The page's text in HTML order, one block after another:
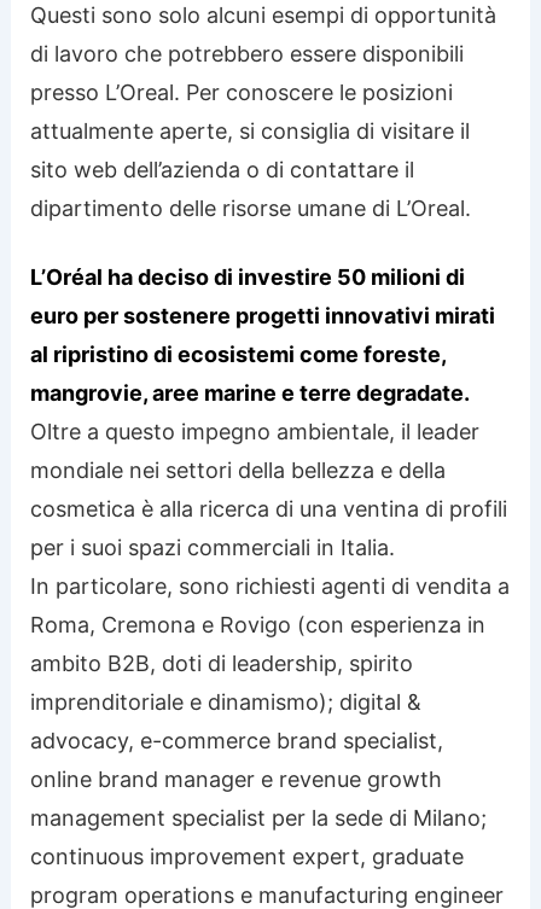
Questi sono solo alcuni esempi di opportunità
di lavoro che potrebbero essere disponibili
presso L’Oreal. Per conoscere le posizioni
attualmente aperte, si consiglia di visitare il
sito web dell’azienda o di contattare il
dipartimento delle risorse umane di L’Oreal.
L’Oréal ha deciso di investire 50 milioni di
euro per sostenere progetti innovativi mirati
al ripristino di ecosistemi come foreste,
mangrovie, aree marine e terre degradate.
Oltre a questo impegno ambientale, il leader
mondiale nei settori della bellezza e della
cosmetica è alla ricerca di una ventina di profili
per i suoi spazi commerciali in Italia.
In particolare, sono richiesti agenti di vendita a
Roma, Cremona e Rovigo (con esperienza in
ambito B2B, doti di leadership, spirito
imprenditoriale e dinamismo); digital &
advocacy, e-commerce brand specialist,
online brand manager e revenue growth
management specialist per la sede di Milano;
continuous improvement expert, graduate
program operations e manufacturing engineer